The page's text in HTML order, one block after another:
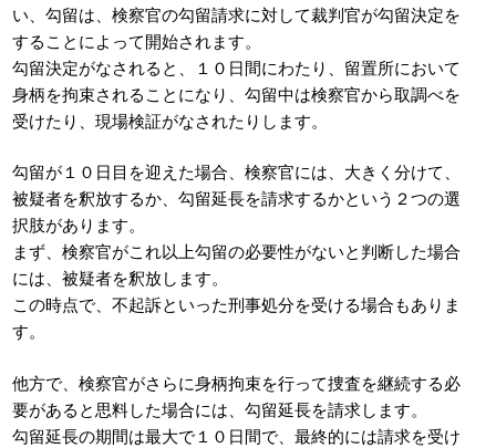
い、勾留は、検察官の勾留請求に対して裁判官が勾留決定を
することによって開始されます。
勾留決定がなされると、１０日間にわたり、留置所において
身柄を拘束されることになり、勾留中は検察官から取調べを
受けたり、現場検証がなされたりします。
勾留が１０日目を迎えた場合、検察官には、大きく分けて、
被疑者を釈放するか、勾留延長を請求するかという２つの選
択肢があります。
まず、検察官がこれ以上勾留の必要性がないと判断した場合
には、被疑者を釈放します。
この時点で、不起訴といった刑事処分を受ける場合もありま
す。
他方で、検察官がさらに身柄拘束を行って捜査を継続する必
要があると思料した場合には、勾留延長を請求します。
勾留延長の期間は最大で１０日間で、最終的には請求を受け